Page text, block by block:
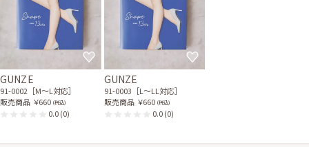
GUNZE
91-0002［M〜L対応］
販売商品 ￥660 (税込)
0.0(0)
GUNZE
91-0003［L〜LL対応］
販売商品 ￥660 (税込)
0.0(0)